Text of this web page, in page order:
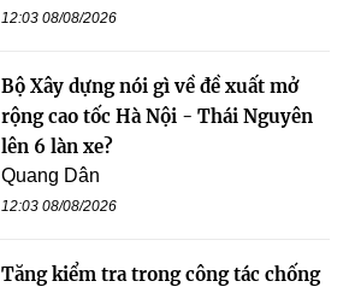
12:03 08/08/2026
Bộ Xây dựng nói gì về đề xuất mở
rộng cao tốc Hà Nội - Thái Nguyên
lên 6 làn xe?
Quang Dân
12:03 08/08/2026
Tăng kiểm tra trong công tác chống